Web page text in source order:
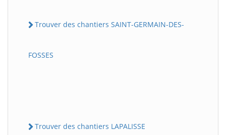
Trouver des chantiers SAINT-GERMAIN-DES-
FOSSES
Trouver des chantiers LAPALISSE